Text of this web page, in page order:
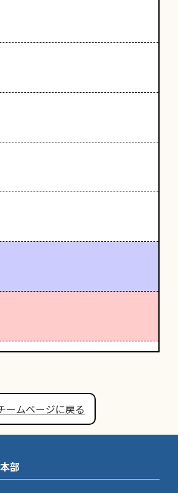
ームページに戻る
部